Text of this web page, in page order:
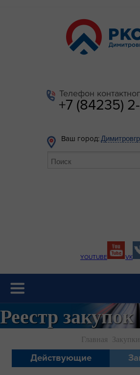
Телефон
+7 (84235)
Ваш город:
YOUTUBE VK
Реестр закупок
Главная Закупки
Действующие